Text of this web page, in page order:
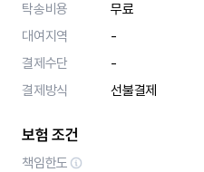
탁송비용
무료
대여지역
-
결제수단
-
결제방식
선불결제
보험 조건
책임한도